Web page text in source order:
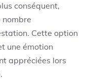
conséquent,
nombre
Cette option
une émotion
appréciées lors